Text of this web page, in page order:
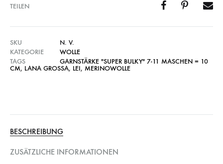
TEILEN
SKU
N. V.
KATEGORIE
WOLLE
TAGS
GARNSTÄRKE "SUPER BULKY" 7-11 MASCHEN = 10
CM, LANA GROSSA, LEI, MERINOWOLLE
BESCHREIBUNG
ZUSÄTZLICHE INFORMATIONEN